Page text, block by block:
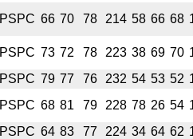
PSPC 66 70 78 214 58 66 68
PSPC 73 72 78 223 38 69 70
PSPC 79 77 76 232 54 53 52
PSPC 68 81 79 228 78 26 54
PSPC 64 83 77 224 34 64 62